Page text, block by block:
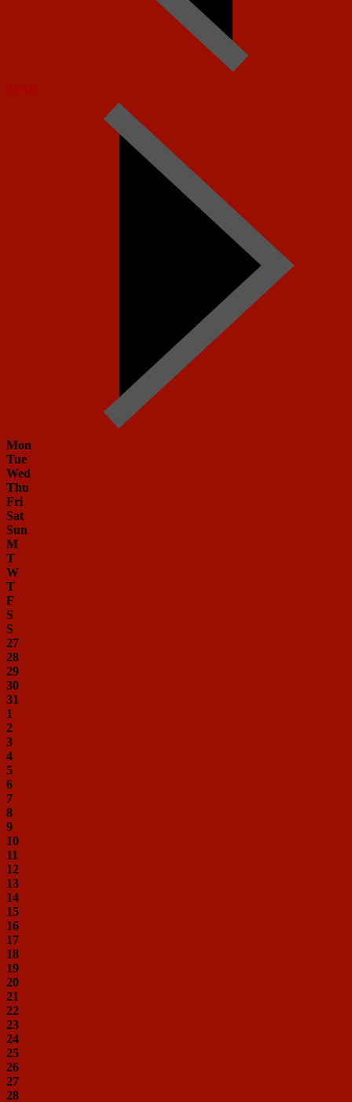
Mon
Tue
Wed
Thu
Fri
Sat
Sun
M
T
W
T
F
S
S
27
28
29
30
31
1
2
3
4
5
6
7
8
9
10
11
12
13
14
15
16
17
18
19
20
21
22
23
24
25
26
27
28